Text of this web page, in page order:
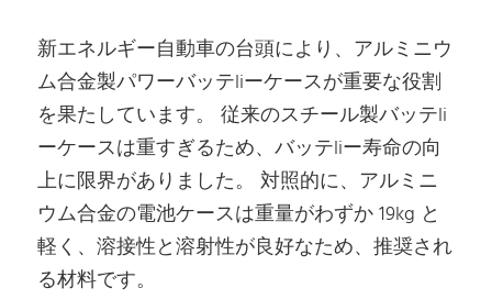
新エネルギー自動車の台頭により、アルミニウ
ム合金製パワーバッテliーケースが重要な役割
を果たしています。 従来のスチール製バッテli
ーケースは重すぎるため、バッテliー寿命の向
上に限界がありました。 対照的に、アルミニ
ウム合金の電池ケースは重量がわずか 19kg と
軽く、溶接性と溶射性が良好なため、推奨され
る材料です。